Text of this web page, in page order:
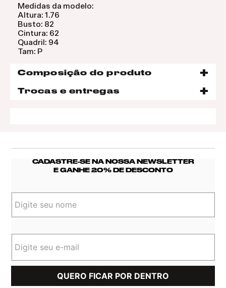
Medidas da modelo:
Altura: 1.76
Busto: 82
Cintura: 62
Quadril: 94
Tam: P
Composição do produto
Trocas e entregas
CADASTRE-SE NA NOSSA NEWSLETTER
E GANHE 20% DE DESCONTO